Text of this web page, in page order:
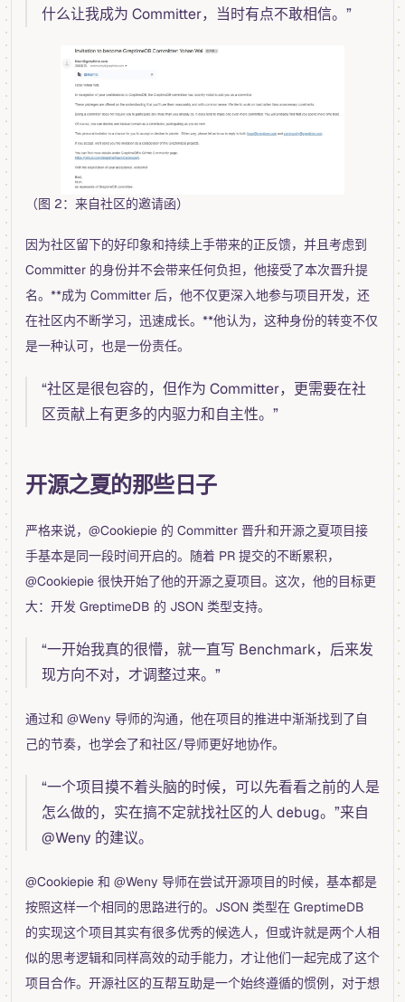
什么让我成为 Committer，当时有点不敢相信。”
（图 2：来自社区的邀请函）
因为社区留下的好印象和持续上手带来的正反馈，并且考虑到
Committer 的身份并不会带来任何负担，他接受了本次晋升提
名。**成为 Committer 后，他不仅更深入地参与项目开发，还
在社区内不断学习，迅速成长。**他认为，这种身份的转变不仅
是一种认可，也是一份责任。
“社区是很包容的，但作为 Committer，更需要在社
区贡献上有更多的内驱力和自主性。”
开源之夏的那些日子
严格来说，@Cookiepie 的 Committer 晋升和开源之夏项目接
手基本是同一段时间开启的。随着 PR 提交的不断累积，
@Cookiepie 很快开始了他的开源之夏项目。这次，他的目标更
大：开发 GreptimeDB 的 JSON 类型支持。
“一开始我真的很懵，就一直写 Benchmark，后来发
现方向不对，才调整过来。”
通过和 @Weny 导师的沟通，他在项目的推进中渐渐找到了自
己的节奏，也学会了和社区/导师更好地协作。
“一个项目摸不着头脑的时候，可以先看看之前的人是
怎么做的，实在搞不定就找社区的人 debug。”来自
@Weny 的建议。
@Cookiepie 和 @Weny 导师在尝试开源项目的时候，基本都是
按照这样一个相同的思路进行的。JSON 类型在 GreptimeDB
的实现这个项目其实有很多优秀的候选人，但或许就是两个人相
似的思考逻辑和同样高效的动手能力，才让他们一起完成了这个
项目合作。开源社区的互帮互助是一个始终遵循的惯例，对于想